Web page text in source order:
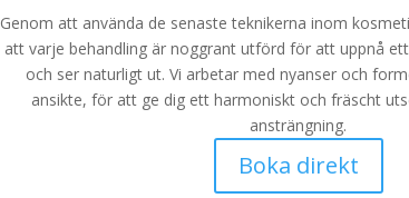
Genom att använda de senaste teknikerna inom
att varje behandling är noggrant utförd för att uppnå
och ser naturligt ut. Vi arbetar med nyanser och
ansikte, för att ge dig ett harmoniskt och fräscht
ansträngning.
Boka direkt